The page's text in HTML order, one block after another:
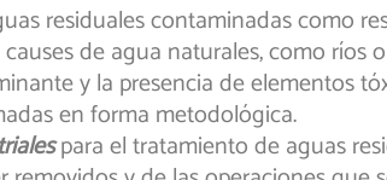
residuales contaminadas como
de agua naturales, como
y la presencia de elementos
en forma metodológica.
para el tratamiento de aguas